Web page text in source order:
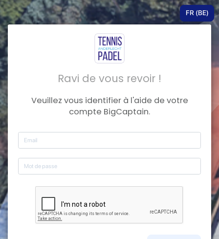
FR (BE)
Ravi de vous revoir !
Veuillez vous identifier à l'aide de votre
compte BigCaptain.